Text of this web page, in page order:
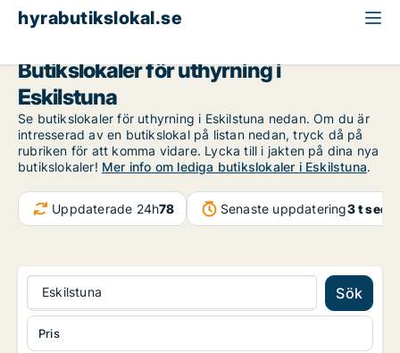
hyrabutikslokal.se
Butikslokaler för uthyrning i
Eskilstuna
Se butikslokaler för uthyrning i Eskilstuna nedan. Om du är
intresserad av en butikslokal på listan nedan, tryck då på
rubriken för att komma vidare. Lycka till i jakten på dina nya
butikslokaler! Mer info om lediga butikslokaler i Eskilstuna.
Uppdaterade 24h78 Senaste uppdatering3 t
Eskilstuna Sök
Pris